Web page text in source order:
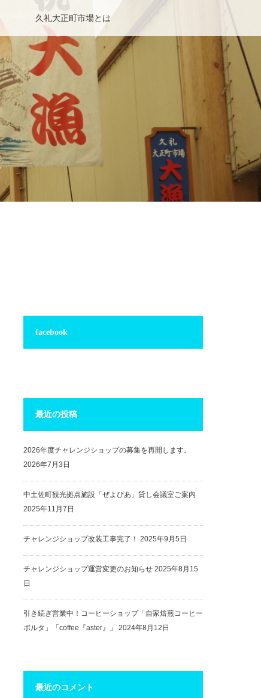
久礼大正町市場とは
facebook
最近の投稿
2026年度チャレンジショップの募集を再開します。
2026年7月3日
中土佐町観光拠点施設「ぜよぴあ」貸し会議室ご案内
2025年11月7日
チャレンジショップ改装工事完了！ 2025年9月5日
チャレンジショップ運営変更のお知らせ 2025年8月15
日
引き続ぎ営業中！コーヒーショップ「自家焙煎コーヒー
ポルタ」「coffee『aster』」
2024年8月12日
最近のコメント